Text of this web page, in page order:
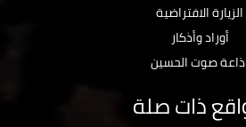
الزيارة الافتراضية
أوراد وأذكار
صوت الحسين
ذات صلة